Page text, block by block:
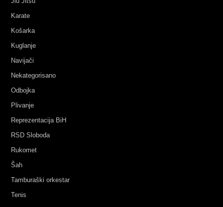
Karate
Košarka
Kuglanje
Navijači
Nekategorisano
Odbojka
Plivanje
Reprezentacija BiH
RSD Sloboda
Rukomet
Šah
Tamburaški orkestar
Tenis